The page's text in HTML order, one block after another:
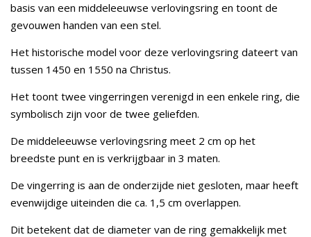
basis van een middeleeuwse verlovingsring en toont de
gevouwen handen van een stel.
Het historische model voor deze verlovingsring dateert van
tussen 1450 en 1550 na Christus.
Het toont twee vingerringen verenigd in een enkele ring, die
symbolisch zijn voor de twee geliefden.
De middeleeuwse verlovingsring meet 2 cm op het
breedste punt en is verkrijgbaar in 3 maten.
De vingerring is aan de onderzijde niet gesloten, maar heeft
evenwijdige uiteinden die ca. 1,5 cm overlappen.
Dit betekent dat de diameter van de ring gemakkelijk met